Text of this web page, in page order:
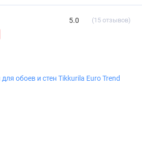
5.0 (15 отзывов)